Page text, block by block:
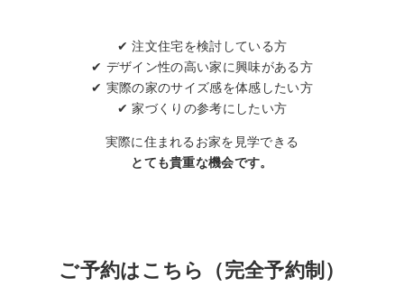
✔ 注文住宅を検討している方
✔ デザイン性の高い家に興味がある方
✔ 実際の家のサイズ感を体感したい方
✔ 家づくりの参考にしたい方
実際に住まれるお家を見学できる
とても貴重な機会です。
ご予約はこちら（完全予約制）